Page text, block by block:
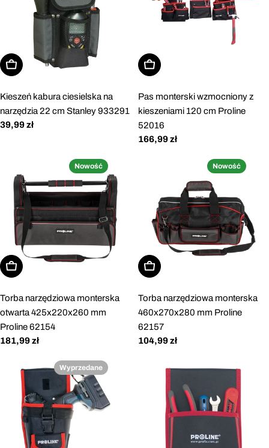
Dodaj do koszyka
Kieszeń kabura ciesielska na
narzędzia 22 cm Stanley 933291
Cena
39,99 zł
Dodaj do koszyka
Pas monterski wzmocniony z
kieszeniami 120 cm Proline
52016
Cena
166,99 zł
Nowość
Dodaj do koszyka
Torba narzędziowa monterska
otwarta 425x220x260 mm
Proline 62154
Cena
181,99 zł
Nowość
Dodaj do koszyka
Torba narzędziowa monterska
460x270x280 mm Proline
62157
Cena
104,99 zł
Wyprzedane